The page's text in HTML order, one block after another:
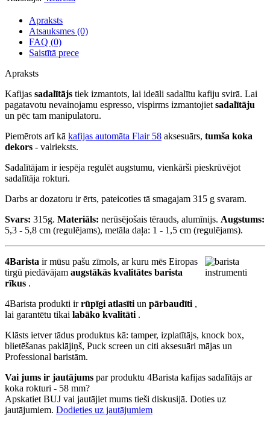
Apraksts
Atsauksmes (0)
FAQ (0)
Saistītā prece
Apraksts
Kafijas sadalītājs tiek izmantots, lai ideāli sadalītu kafiju svirā. Lai
pagatavotu nevainojamu espresso, vispirms izmantojiet sadalītāju
un pēc tam manipulatoru.
Piemērots arī kā kafijas automāta Flair 58 aksesuārs, tumša koka
dekors - valrieksts.
Sadalītājam ir iespēja regulēt augstumu, vienkārši pieskrūvējot
sadalītāja rokturi.
Darbs ar dozatoru ir ērts, pateicoties tā smagajam 315 g svaram.
Svars: 315g. Materiāls: nerūsējošais tērauds, alumīnijs. Augstums:
5,3 - 5,8 cm (regulējams), metāla daļa: 1 - 1,5 cm (regulējams).
4Barista ir mūsu pašu zīmols, ar kuru mēs Eiropas
tirgū piedāvājam augstākās kvalitātes barista
rīkus .
4Barista produkti irrūpīgi atlasīti un pārbaudīti ,
lai garantētu tikai labāko kvalitāti .
Klāsts ietver tādus produktus kā: tamper, izplatītājs, knock box,
blietēšanas paklājiņš, Puck screen un citi aksesuāri mājas un
Professional baristām.
Vai jums ir jautājums par produktu 4Barista kafijas sadalītājs ar
koka rokturi - 58 mm?
Apskatiet BUJ vai jautājiet mums tieši diskusijā. Doties uz
jautājumiem. Dodieties uz jautājumiem